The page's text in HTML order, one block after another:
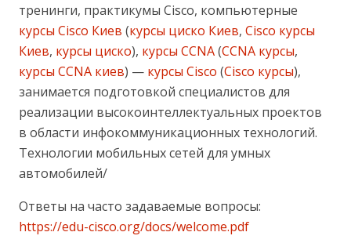
тренинги, практикумы Cisco, компьютерные
курсы Cisco Киев (курсы циско Киев, Cisco курсы
Киев, курсы циско), курсы CCNA(CCNA курсы,
курсы CCNA киев) — курсы Cisco (Cisco курсы),
занимается подготовкой специалистов для
реализации высокоинтеллектуальных проектов
в области инфокоммуникационных технологий.
Технологии мобильных сетей для умных
автомобилей/
Ответы на часто задаваемые вопросы:
https://edu-cisco.org/docs/welcome.pdf